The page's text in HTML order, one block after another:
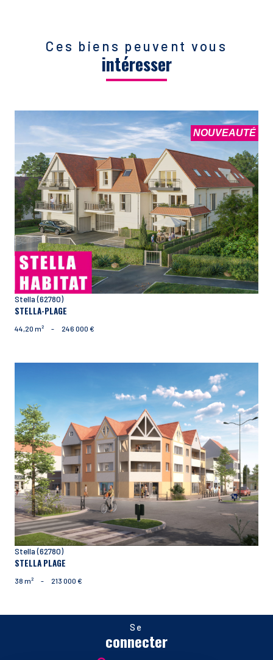
Ces biens peuvent vous
intéresser
NOUVEAUTÉ
voir le bien
Stella (62780)
STELLA-PLAGE
44,20 m² - 246 000 €
voir le bien
Stella (62780)
STELLA PLAGE
38 m² - 213 000 €
Se
connecter